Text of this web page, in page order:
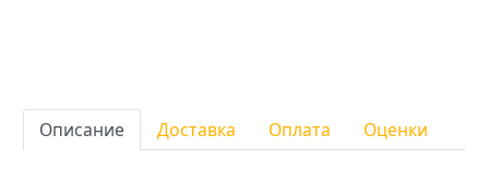
Описание Доставка Оплата Оценки